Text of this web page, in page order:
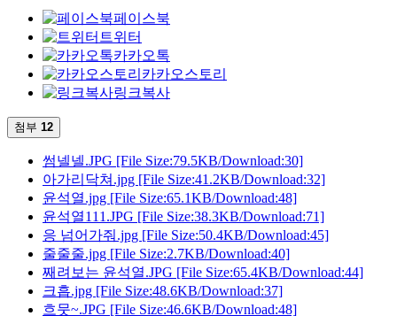
페이스북
트위터
카카오톡
카카오스토리
링크복사
첨부 12
썸넬넬.JPG [File Size:79.5KB/Download:30]
아가리닥쳐.jpg [File Size:41.2KB/Download:32]
윤석열.jpg [File Size:65.1KB/Download:48]
윤석열111.JPG [File Size:38.3KB/Download:71]
응 넘어가줘.jpg [File Size:50.4KB/Download:45]
줄줄줄.jpg [File Size:2.7KB/Download:40]
째려보는 윤석열.JPG [File Size:65.4KB/Download:44]
크흡.jpg [File Size:48.6KB/Download:37]
흐뭇~.JPG [File Size:46.6KB/Download:48]